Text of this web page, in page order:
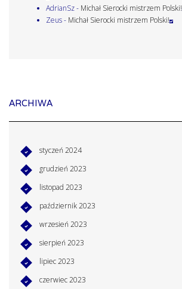
AdrianSz- Michał Sierocki mistrzem Polski!
Zeus- Michał Sierocki mistrzem Polski!
ARCHIWA
styczeń 2024
grudzień 2023
listopad 2023
październik 2023
wrzesień 2023
sierpień 2023
lipiec 2023
czerwiec 2023